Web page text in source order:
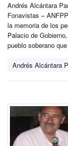
Andrés Alcántara
Fonavistas –
la memoria de los
Palacio de
pueblo soberano
Andrés Alcántara